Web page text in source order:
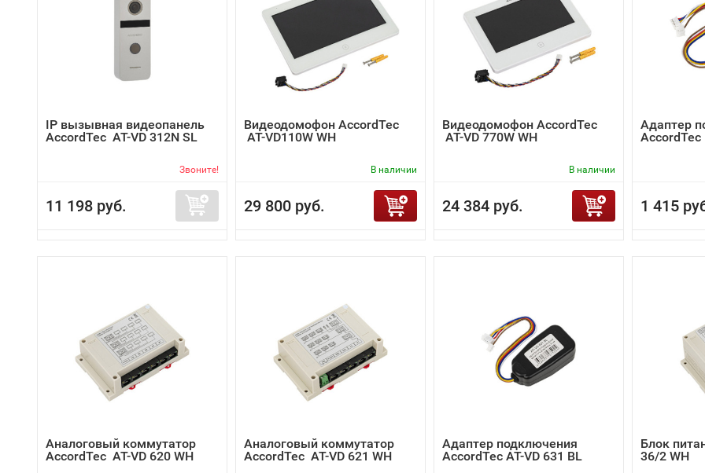
IP вызывная видеопанель
AccordTec AT-VD 312N SL
Звоните!
11 198 руб.
Видеодомофон AccordTec
AT-VD110W WH
В наличии
29 800 руб.
Видеодомофон AccordTec
AT-VD 770W WH
В наличии
24 384 руб.
Адаптер
AccordTec
1 415
Аналоговый коммутатор
AccordTec AT-VD 620 WH
Аналоговый коммутатор
AccordTec AT-VD 621 WH
Адаптер подключения
AccordTec AT-VD 631 BL
Блок
36/2 WH